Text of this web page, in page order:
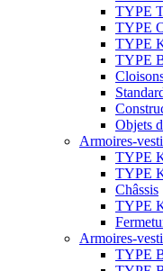
TYPE
TYPE
TYPE
TYPE
Objets
Armoires-
TYPE
TYPE
Châssis
TYPE
Armoires-
TYPE